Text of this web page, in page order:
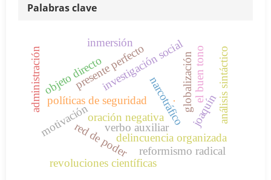
Palabras clave
.
narcotráfico
delincuencia organizada
políticas de seguridad
red de poder
joaquínanálisis sintáctico
oración negativa
presente perfecto
verbo auxiliar
objeto directoinvestigación social
revoluciones científicas
globalización
reformismo radical
administración
motivación
inmersión
el buen tono